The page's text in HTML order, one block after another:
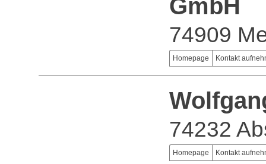
GmbH
74909
Homepage Kontakt
74232
Homepage Kontakt